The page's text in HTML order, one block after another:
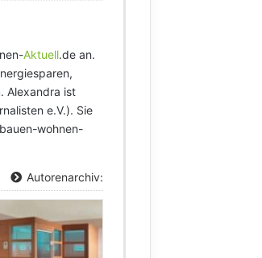
Aktuell.de an.
Alexandra ist
e.V.). Sie
wohnen-
Autorenarchiv: